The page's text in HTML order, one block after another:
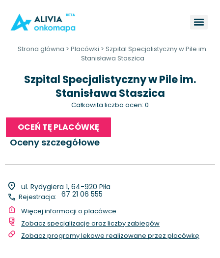
Strona główna > Placówki > Szpital Specjalistyczny w Pile im.
Stanisława Staszica
Szpital Specjalistyczny w Pile im.
Stanisława Staszica
Całkowita liczba ocen: 0
OCEŃ TĘ PLACÓWKĘ
Oceny szczegółowe
ul. Rydygiera 1, 64-920 Piła
Rejestracja: 67 21 06 555
Więcej informacji o placówce
Zobacz specjalizacje oraz liczby zabiegów
Zobacz programy lekowe realizowane przez placówkę